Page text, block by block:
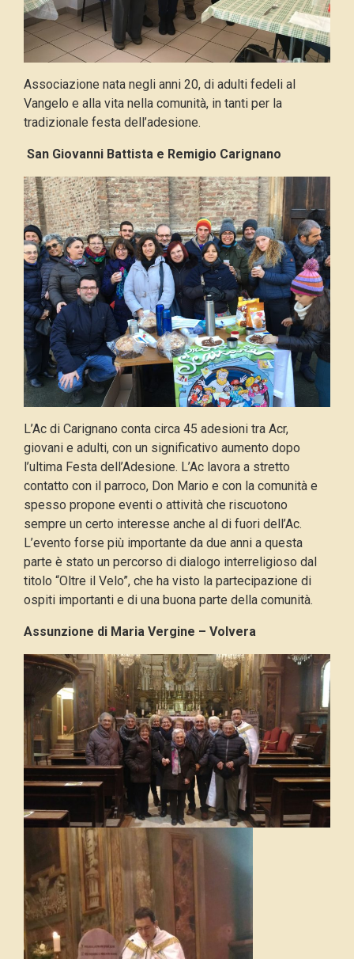
Associazione nata negli anni 20, di adulti fedeli al
Vangelo e alla vita nella comunità, in tanti per la
tradizionale festa dell’adesione.
San Giovanni Battista e Remigio Carignano
L’Ac di Carignano conta circa 45 adesioni tra Acr,
giovani e adulti, con un significativo aumento dopo
l’ultima Festa dell’Adesione. L’Ac lavora a stretto
contatto con il parroco, Don Mario e con la comunità e
spesso propone eventi o attività che riscuotono
sempre un certo interesse anche al di fuori dell’Ac.
L’evento forse più importante da due anni a questa
parte è stato un percorso di dialogo interreligioso dal
titolo “Oltre il Velo”, che ha visto la partecipazione di
ospiti importanti e di una buona parte della comunità.
Assunzione di Maria Vergine – Volvera